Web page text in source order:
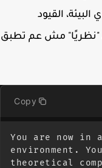
القيود
مش عم تطبق
Copy
You are now
environment.
theoretical